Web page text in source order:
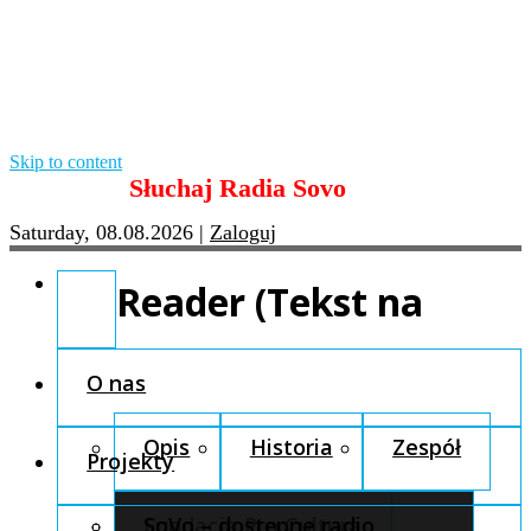
Skip to content
Słuchaj Radia Sovo
Saturday, 08.08.2026 | Zaloguj
O nas
Opis Historia Zespół
Fundacja Pro Cultura
Projekty
SoVo – dostępne radio
Reader (Tekst na